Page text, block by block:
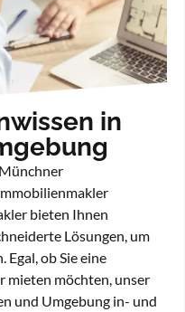
in
bieten Ihnen
Lösungen, um
ob Sie eine
mieten möchten, unser
und Umgebung in- und